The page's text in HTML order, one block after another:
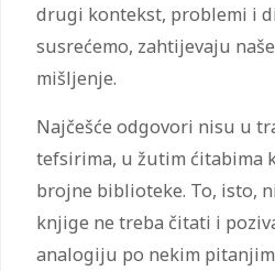
drugi kontekst, problemi i
susrećemo, zahtijevaju
mišljenje.
Najčešće odgovori nisu u
tefsirima, u žutim ćitabima
brojne biblioteke. To, isto,
knjige ne treba čitati i
analogiju po nekim